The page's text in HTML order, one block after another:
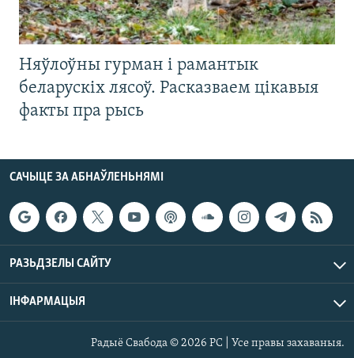
Няўлоўны гурман і рамантык
беларускіх лясоў. Расказваем цікавыя
факты пра рысь
САЧЫЦЕ ЗА АБНАЎЛЕНЬНЯМІ
РАЗЬДЗЕЛЫ САЙТУ
ІНФАРМАЦЫЯ
Радыё Свабода © 2026 РС | Усе правы захаваныя.